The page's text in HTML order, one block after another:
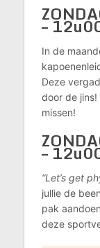
–
In de
Deze
door de
missen!
–
“Let’s get
jullie de
pak
deze